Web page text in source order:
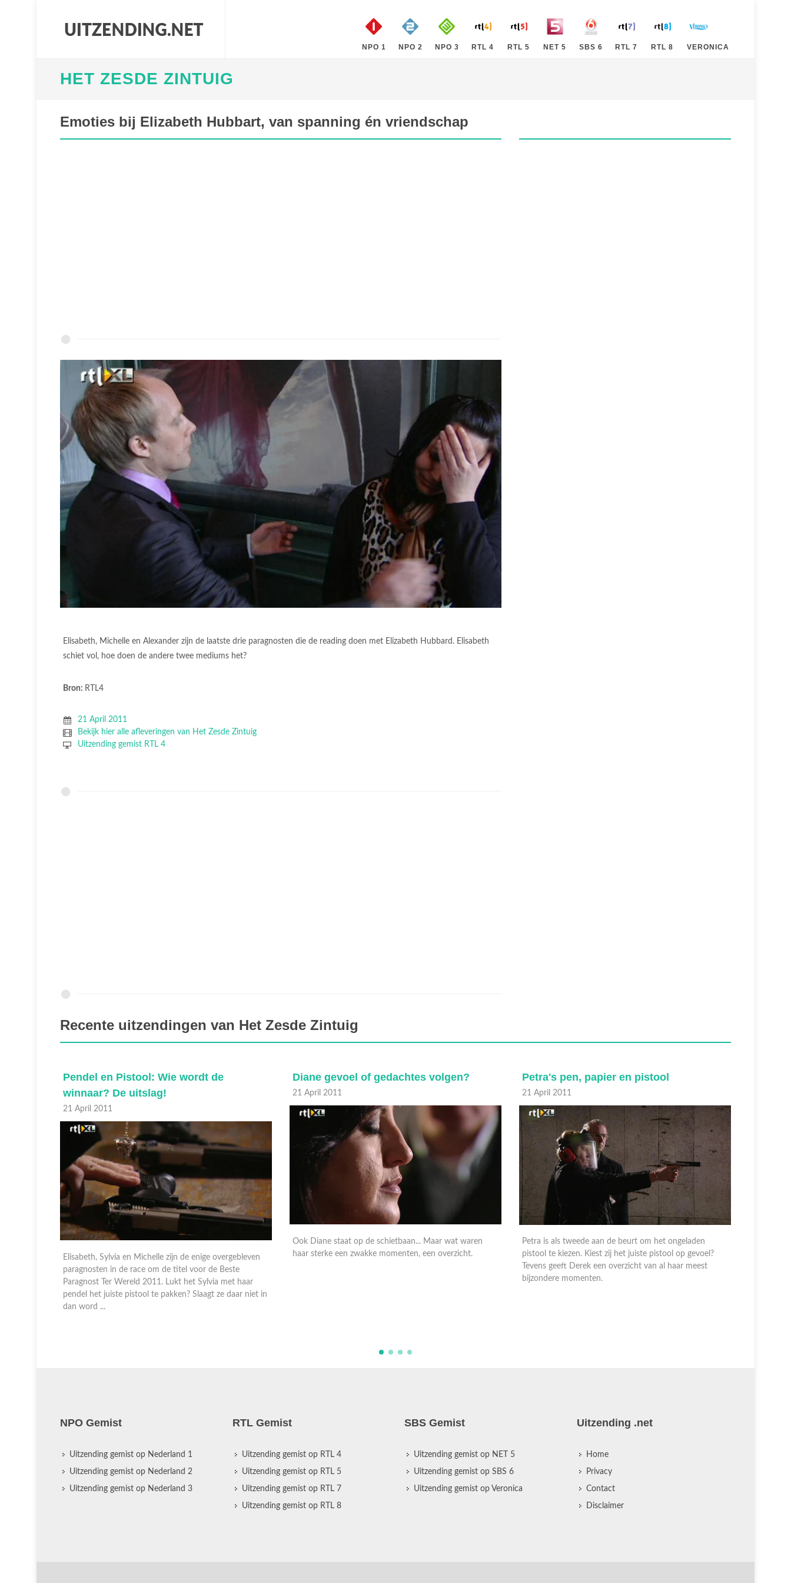
NPO 1 NPO 2 NPO 3 RTL 4 RTL 5 NET 5 SBS 6 RTL 7 RTL 8 VERONICA
HET ZESDE ZINTUIG
Emoties bij Elizabeth Hubbart, van spanning én vriendschap
Elisabeth, Michelle en Alexander zijn de laatste drie paragnosten die de reading doen met Elizabeth Hubbard. Elisabeth
schiet vol, hoe doen de andere twee mediums het?
Bron: RTL4
21 April 2011
Bekijk hier alle afleveringen van Het Zesde Zintuig
Uitzending gemist RTL 4
Recente uitzendingen van Het Zesde Zintuig
Pendel en Pistool: Wie wordt de
winnaar? De uitslag!
21 April 2011
Elisabeth, Sylvia en Michelle zijn de enige overgebleven
paragnosten in de race om de titel voor de Beste
Paragnost Ter Wereld 2011. Lukt het Sylvia met haar
pendel het juiste pistool te pakken? Slaagt ze daar niet in
dan word ...
Diane gevoel of gedachtes volgen?
21 April 2011
Ook Diane staat op de schietbaan... Maar wat waren
haar sterke een zwakke momenten, een overzicht.
Petra's pen, papier en pistool
21 April 2011
Petra is als tweede aan de beurt om het ongeladen
pistool te kiezen. Kiest zij het juiste pistool op gevoel?
Tevens geeft Derek een overzicht van al haar meest
bijzondere momenten.
NPO Gemist
Uitzending gemist op Nederland 1
Uitzending gemist op Nederland 2
Uitzending gemist op Nederland 3
RTL Gemist
Uitzending gemist op RTL 4
Uitzending gemist op RTL 5
Uitzending gemist op RTL 7
Uitzending gemist op RTL 8
SBS Gemist
Uitzending gemist op NET 5
Uitzending gemist op SBS 6
Uitzending gemist op Veronica
Uitzending .net
Home
Privacy
Contact
Disclaimer